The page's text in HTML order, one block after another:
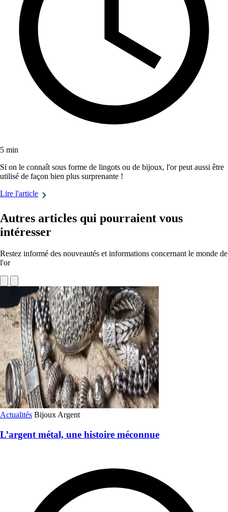
5 min
Si on le connaît sous forme de lingots ou de bijoux, l'or peut aussi être
utilisé de façon bien plus surprenante !
Lire l'article
Autres articles qui pourraient vous
intéresser
Restez informé des nouveautés et informations concernant le monde de
l'or
Actualités Bijoux Argent
L’argent métal, une histoire méconnue